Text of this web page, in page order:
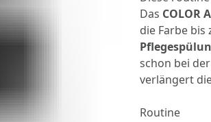
Das COLOR
die Farbe bis
schon bei
verlängert
Routine